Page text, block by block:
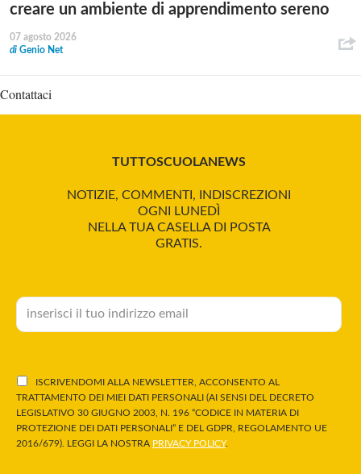
creare un ambiente di apprendimento sereno
07 agosto 2026
di Genio Net
Contattaci
TUTTOSCUOLANEWS
NOTIZIE, COMMENTI, INDISCREZIONI
OGNI LUNEDÌ
NELLA TUA CASELLA DI POSTA
GRATIS.
ISCRIVENDOMI ALLA NEWSLETTER, ACCONSENTO AL
TRATTAMENTO DEI MIEI DATI PERSONALI (AI SENSI DEL DECRETO
LEGISLATIVO 30 GIUGNO 2003, N. 196 “CODICE IN MATERIA DI
PROTEZIONE DEI DATI PERSONALI” E DEL GDPR, REGOLAMENTO UE
2016/679). LEGGI LA NOSTRA PRIVACY POLICY.